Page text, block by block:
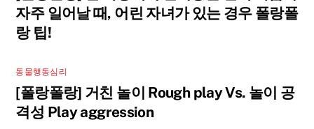
자주 일어날 때, 어린 자녀가 있는 경우 폴랑폴
랑 팁!
동물행동심리
[폴랑폴랑] 거친 놀이 Rough play Vs. 놀이 공
격성 Play aggression